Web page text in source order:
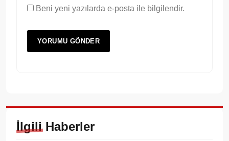
Beni yeni yazılarda e-posta ile bilgilendir.
İlgili Haberler